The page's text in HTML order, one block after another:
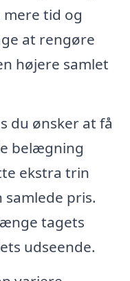
tid og
at rengøre
højere samlet
du ønsker at få
belægning
ekstra trin
samlede pris.
tagets
udseende.